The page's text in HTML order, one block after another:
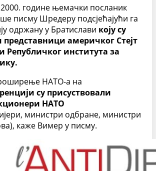
године њемачки посланик
писму Шредеру подсјећајући га
одржану у Братислави коју су
америчког Стејт
Републичког института за
НАТО-а на
су присуствовали
НАТО
министри одбране, министри
каже Вимер у писму.